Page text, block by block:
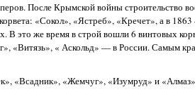
После Крымской войны строительство
«Сокол», «Ястреб», «Кречет», а в
В это же время в строй вошли 6 винтовых
«Витязь», « Аскольд» — в России. Самым
«Всадник», «Жемчуг», «Изумруд» и